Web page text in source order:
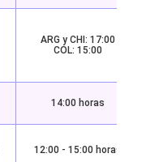
ARG y CHI: 17:00
COL: 15:00
14:00 horas
12:00 - 15:00 horas